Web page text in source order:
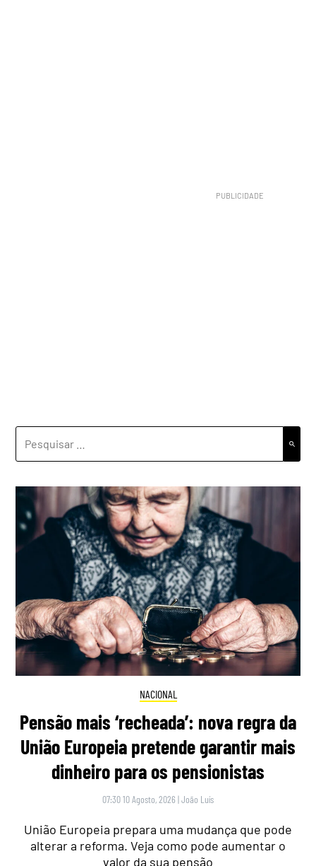
POR:
NACIONAL
Pensão mais ‘recheada’: nova regra da
União Europeia pretende garantir mais
dinheiro para os pensionistas
07:30 10 Agosto, 2026 |João Luís
União Europeia prepara uma mudança que pode
alterar a reforma. Veja como pode aumentar o
valor da sua pensão